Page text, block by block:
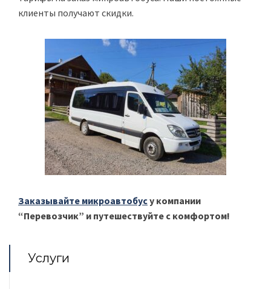
клиенты получают скидки.
Заказывайте микроавтобусу компании
“Перевозчик” и путешествуйте с комфортом!
Услуги